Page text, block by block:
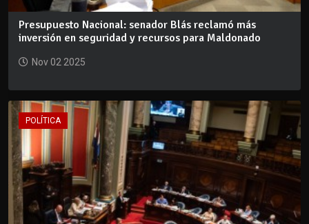
Presupuesto Nacional: senador Blás reclamó más
inversión en seguridad y recursos para Maldonado
Nov 02 2025
POLÍTICA